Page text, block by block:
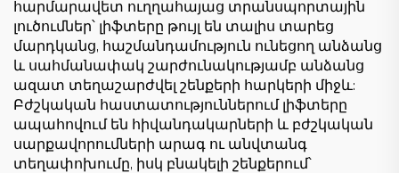
հարմարավետ ուղղահայաց տրանսպորտային
լուծումներ՝ լիֆտերը թույլ են տալիս տարեց
մարդկանց, հաշմանդամություն ունեցող անձանց
և սահմանափակ շարժունակությամբ անձանց
ազատ տեղաշարժվել շենքերի հարկերի միջև:
Բժշկական հաստատություններում լիֆտերը
ապահովում են հիվանդակարների և բժշկական
սարքավորումների արագ ու անվտանգ
տեղափոխումը, իսկ բնակելի շենքերում՝